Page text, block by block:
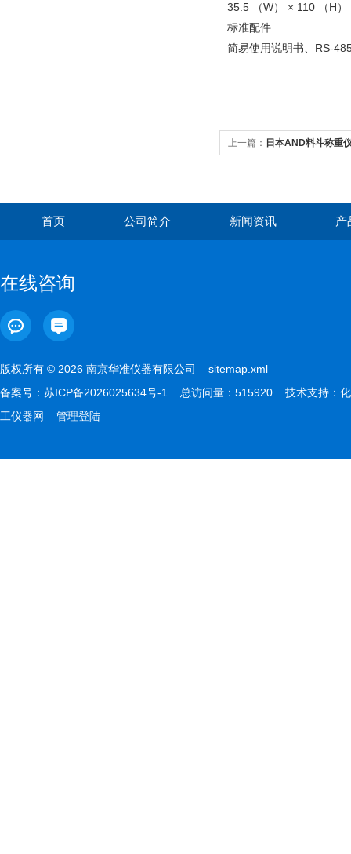
35.5 （W） × 110 （H
标准配件
简易使用说明书、RS-
上一篇： 日本AND料斗称重
首页 公司简介 新闻资讯 产
在线咨询
版权所有 © 2026 南京华准仪器有限公司 sitemap.xml
备案号： 苏ICP备2026025634号-1 总访问量：515920 技术支持： 化
工仪器网
管理登陆